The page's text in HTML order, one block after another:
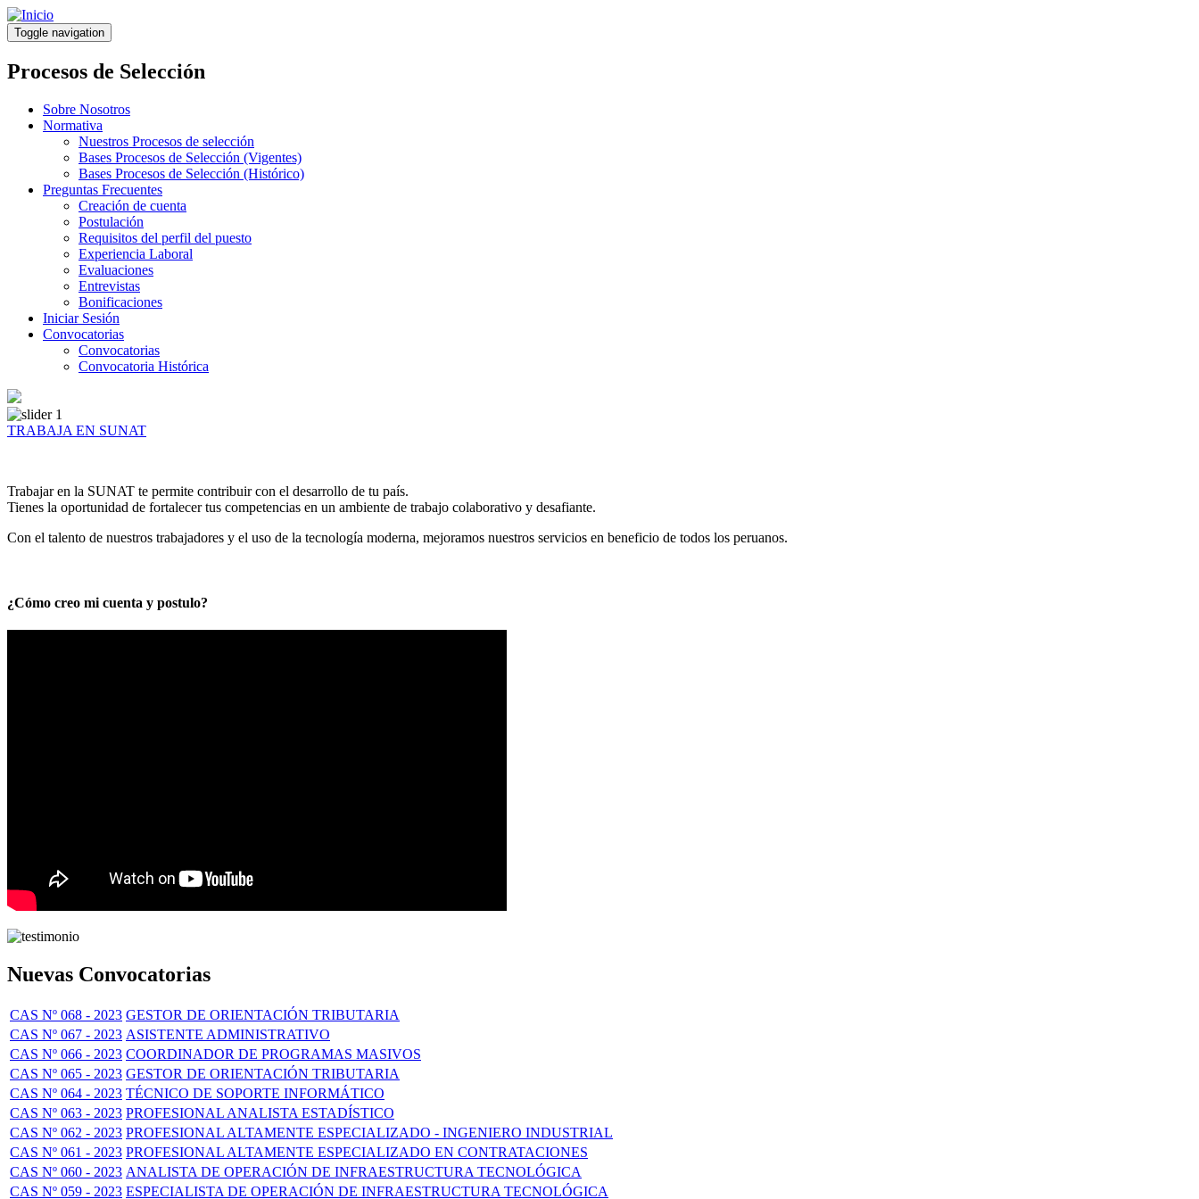
Pasar
al
contenido
principal
Toggle navigation
Procesos de Selección
Sobre Nosotros
Normativa
Nuestros Procesos de selección
Bases Procesos de Selección (Vigentes)
Bases Procesos de Selección (Histórico)
Preguntas Frecuentes
Creación de cuenta
Postulación
Requisitos del perfil del puesto
Experiencia Laboral
Evaluaciones
Entrevistas
Bonificaciones
Iniciar Sesión
Convocatorias
Convocatorias
Convocatoria Histórica
TRABAJA EN SUNAT
Trabajar en la SUNAT te permite contribuir con el desarrollo de tu país.
Tienes la oportunidad de fortalecer tus competencias en un ambiente de trabajo colaborativo y desafiante.
Con el talento de nuestros trabajadores y el uso de la tecnología moderna, mejoramos nuestros servicios en beneficio de todos los peruanos.
¿Cómo creo mi cuenta y postulo?
Nuevas Convocatorias
CAS Nº 068 - 2023 GESTOR DE ORIENTACIÓN TRIBUTARIA
CAS Nº 067 - 2023 ASISTENTE ADMINISTRATIVO
CAS Nº 066 - 2023 COORDINADOR DE PROGRAMAS MASIVOS
CAS Nº 065 - 2023 GESTOR DE ORIENTACIÓN TRIBUTARIA
CAS Nº 064 - 2023 TÉCNICO DE SOPORTE INFORMÁTICO
CAS Nº 063 - 2023 PROFESIONAL ANALISTA ESTADÍSTICO
CAS Nº 062 - 2023 PROFESIONAL ALTAMENTE ESPECIALIZADO - INGENIERO INDUSTRIAL
CAS Nº 061 - 2023 PROFESIONAL ALTAMENTE ESPECIALIZADO EN CONTRATACIONES
CAS Nº 060 - 2023 ANALISTA DE OPERACIÓN DE INFRAESTRUCTURA TECNOLÓGICA
CAS Nº 059 - 2023 ESPECIALISTA DE OPERACIÓN DE INFRAESTRUCTURA TECNOLÓGICA